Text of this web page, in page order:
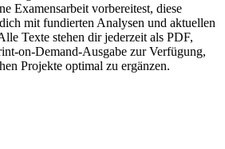
Examensarbeit vorbereitest, diese
mit fundierten Analysen und aktuellen
Texte stehen dir jederzeit als PDF,
on-Demand-Ausgabe zur Verfügung,
Projekte optimal zu ergänzen.